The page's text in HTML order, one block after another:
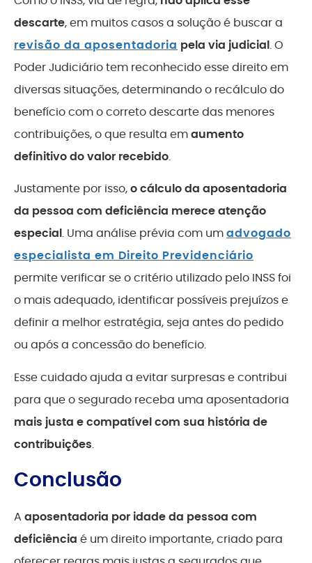
descarte, em muitos casos a solução é buscar a
revisão da aposentadoria pela via judicial. O
Poder Judiciário tem reconhecido esse direito em
diversas situações, determinando o recálculo do
benefício com o correto descarte das menores
contribuições, o que resulta emaumento
definitivo do valor recebido.
Justamente por isso,o cálculo da aposentadoria
da pessoa com deficiência merece atenção
especial. Uma análise prévia com umadvogado
especialista em Direito Previdenciário
permite verificar se o critério utilizado pelo INSS foi
o mais adequado, identificar possíveis prejuízos e
definir a melhor estratégia, seja antes do pedido
ou após a concessão do benefício.
Esse cuidado ajuda a evitar surpresas e contribui
para que o segurado receba uma aposentadoria
mais justa e compatível com sua história de
contribuições.
Conclusão
A aposentadoria por idade da pessoa com
deficiência é um direito importante, criado para